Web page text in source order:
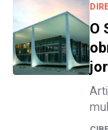
O